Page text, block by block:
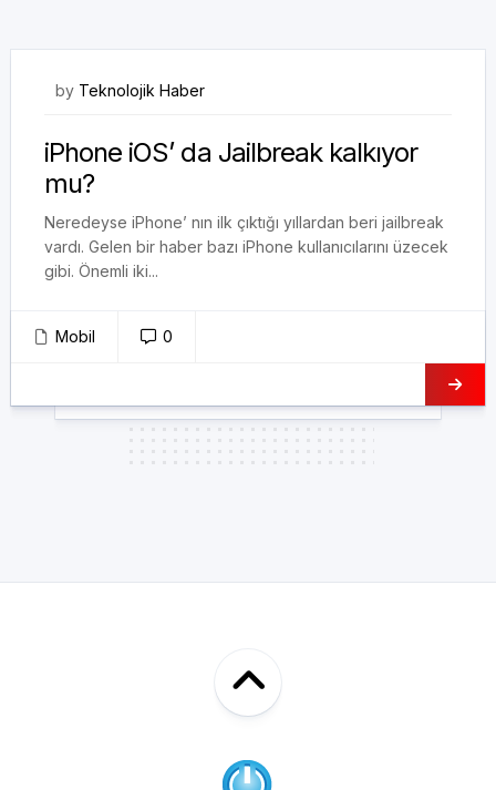
by Teknolojik Haber
iPhone iOS’ da Jailbreak kalkıyor
mu?
Neredeyse iPhone’ nın ilk çıktığı yıllardan beri jailbreak
vardı. Gelen bir haber bazı iPhone kullanıcılarını üzecek
gibi. Önemli iki...
Mobil 0